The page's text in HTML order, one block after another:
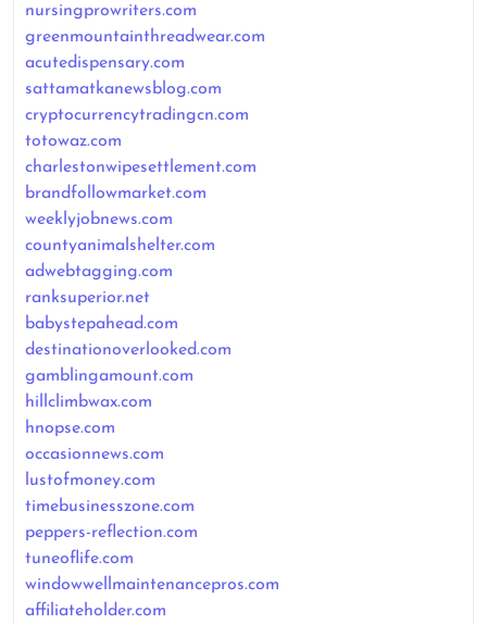
nursingprowriters.com
greenmountainthreadwear.com
acutedispensary.com
sattamatkanewsblog.com
cryptocurrencytradingcn.com
totowaz.com
charlestonwipesettlement.com
brandfollowmarket.com
weeklyjobnews.com
countyanimalshelter.com
adwebtagging.com
ranksuperior.net
babystepahead.com
destinationoverlooked.com
gamblingamount.com
hillclimbwax.com
hnopse.com
occasionnews.com
lustofmoney.com
timebusinesszone.com
peppers-reflection.com
tuneoflife.com
windowwellmaintenancepros.com
affiliateholder.com